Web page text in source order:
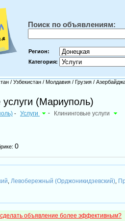
Поиск по объявлениям:
Регион:
Категория:
/ Узбекистан / Молдавия / Грузия /
(Мариуполь)
- Услуги - Клининговые услуги
0
Левобережный (Орджоникидзевский),
сделать объявление более эффективным?